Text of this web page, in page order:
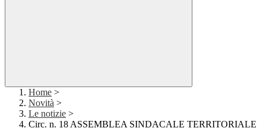
Home >
Novità >
Le notizie >
Circ. n. 18 ASSEMBLEA SINDACALE TERRITORIALE